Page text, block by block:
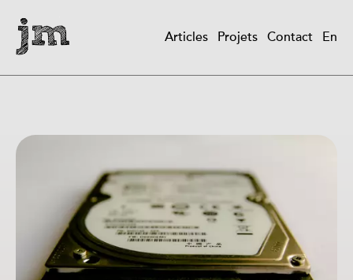
contenu
principal
navigation
Articles Projets Contact En